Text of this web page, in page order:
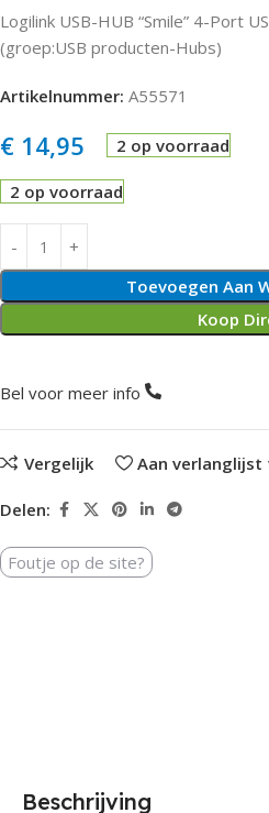
Logilink USB-HUB “Smile” 4-Port
(groep:USB producten-Hubs)
Artikelnummer: A55571
€ 14,95 2 op voorraad
2 op voorraad
Toevoegen Aan
Koop
Bel voor meer info
Vergelijk Aan verlanglijst
Delen:
Foutje op de site?
Beschrijving